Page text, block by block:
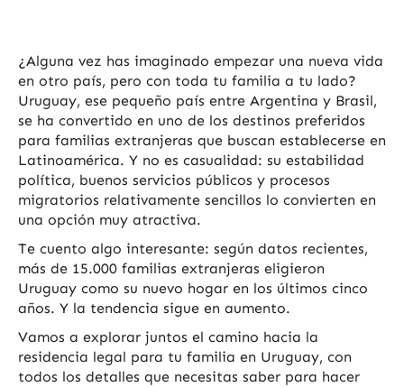
¿Alguna vez has imaginado empezar una nueva vida
en otro país, pero con toda tu familia a tu lado?
Uruguay, ese pequeño país entre Argentina y Brasil,
se ha convertido en uno de los destinos preferidos
para familias extranjeras que buscan establecerse en
Latinoamérica. Y no es casualidad: su estabilidad
política, buenos servicios públicos y procesos
migratorios relativamente sencillos lo convierten en
una opción muy atractiva.
Te cuento algo interesante: según datos recientes,
más de 15.000 familias extranjeras eligieron
Uruguay como su nuevo hogar en los últimos cinco
años. Y la tendencia sigue en aumento.
Vamos a explorar juntos el camino hacia la
residencia legal para tu familia en Uruguay, con
todos los detalles que necesitas saber para hacer